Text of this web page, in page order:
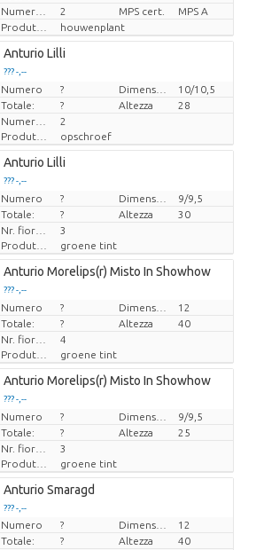
Loading...
??? -,--
Prezzo x uno
Loading...
??? -,--
Prezzo x uno
Loading...
??? -,--
Prezzo x uno
Loading...
??? -,--
Prezzo x uno
Loading...
??? -,--
Prezzo x uno
Numero di piante/vaso
2 MPS cert.
MPS A
Produttore
houwenplant
Anturio Lilli
??? -,--
Prezzo x uno
Numero ?
10/10,5
Totale:
? Altezza
28
Numero di piante/vaso
2
Produttore
opschroef
Anturio Lilli
??? -,--
Prezzo x uno
Numero ?
9/9,5
Totale:
? Altezza
30
Nr. fiore/vaso
3
Produttore
groene tint
Anturio Morelips(r) Misto In Showhow
??? -,--
Prezzo x uno
Numero ?
12
Totale:
? Altezza
40
Nr. fiore/vaso
4
Produttore
groene tint
Anturio Morelips(r) Misto In Showhow
??? -,--
Prezzo x uno
Numero ?
9/9,5
Totale:
? Altezza
25
Nr. fiore/vaso
3
Produttore
groene tint
Anturio Smaragd
??? -,--
Prezzo x uno
Numero ?
12
Totale:
? Altezza
40